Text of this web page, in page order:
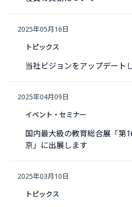
2025年05月16日
トピックス
当社ビジョンをアップデート
2025年04月09日
イベント・セミナー
国内最大級の教育総合展「第
京」に出展します
2025年03月10日
トピックス